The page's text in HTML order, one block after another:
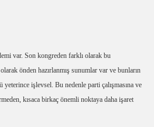
var. Son kongreden farklı olarak bu
önden hazırlanmış sunumlar var ve bunların
işlevsel. Bu nedenle parti çalışmasına ve
kısaca birkaç önemli noktaya daha işaret